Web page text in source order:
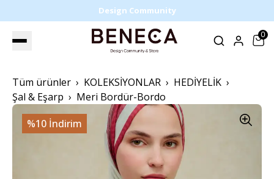
Design Community
0
Tüm ürünler KOLEKSİYONLAR
HEDİYELİK
Şal & Eşarp
Meri Bordür-Bordo
%10 İndirim